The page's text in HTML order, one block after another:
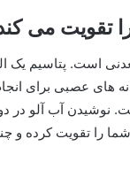
تقویت می
است. پتاسیم یک
های عصبی برای
نوشیدن آب آلو در
را تقویت کرده و